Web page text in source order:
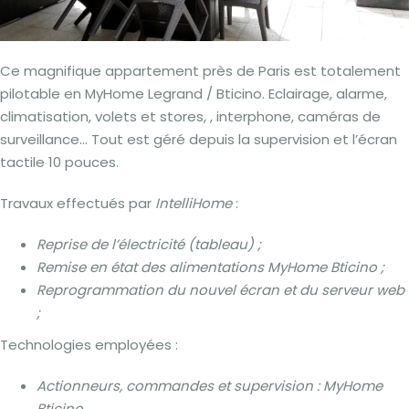
Ce magnifique appartement près de Paris est totalement
pilotable en MyHome Legrand / Bticino. Eclairage, alarme,
climatisation, volets et stores, , interphone, caméras de
surveillance… Tout est géré depuis la supervision et l’écran
tactile 10 pouces.
Travaux effectués par IntelliHome:
Reprise de l’électricité (tableau) ;
Remise en état des alimentations MyHome Bticino ;
Reprogrammation du nouvel écran et du serveur web
;
Technologies employées :
Actionneurs, commandes et supervision : MyHome